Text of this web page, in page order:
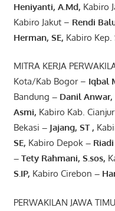
Heniyanti, A.Md, Kabiro
Kabiro Jakut – Rendi
Herman, SE, Kabiro Kep.
MITRA KERJA
Kota/Kab Bogor – Iqbal
Bandung – Danil Anwar,
Asmi, Kabiro Kab. Cianjur
Bekasi – Jajang, ST ,
SE, Kabiro Depok– Riadi
– Tety Rahmani, S.sos,
S.IP, Kabiro Cirebon –
PERWAKILAN JAWA